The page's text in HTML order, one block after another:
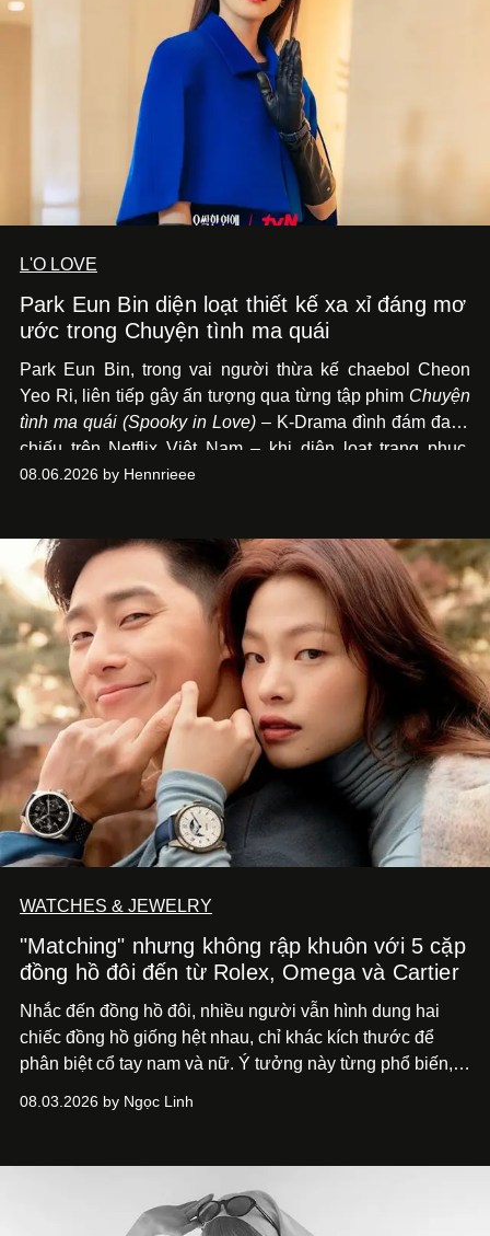
L'O LOVE
Park Eun Bin diện loạt thiết kế xa xỉ đáng mơ
ước trong Chuyện tình ma quái
Park Eun Bin, trong vai người thừa kế chaebol Cheon
Yeo Ri, liên tiếp gây ấn tượng qua từng tập phim Chuyện
tình ma quái (Spooky in Love) – K-Drama đình đám đang
chiếu trên Netflix Việt Nam – khi diện loạt trang phục,
đồng hồ & trang sức xa xỉ tương xứng với địa vị trên màn
08.06.2026 by Hennrieee
WATCHES & JEWELRY
"Matching" nhưng không rập khuôn với 5 cặp
đồng hồ đôi đến từ Rolex, Omega và Cartier
Nhắc đến đồng hồ đôi, nhiều người vẫn hình dung hai
chiếc đồng hồ giống hệt nhau, chỉ khác kích thước để
phân biệt cổ tay nam và nữ. Ý tưởng này từng phổ biến,
khá rập khuôn. Nói lời tạm biết hai phiên bản nam nữ
mải miết tìm kiếm sự đồng nhất tuyệt đối. Họ để những
đường nét, tỷ lệ và bảng màu nối liền hai thiết kế, dù mỗi
phiên bản vẫn mang linh hồn riêng.
08.03.2026 by Ngọc Linh